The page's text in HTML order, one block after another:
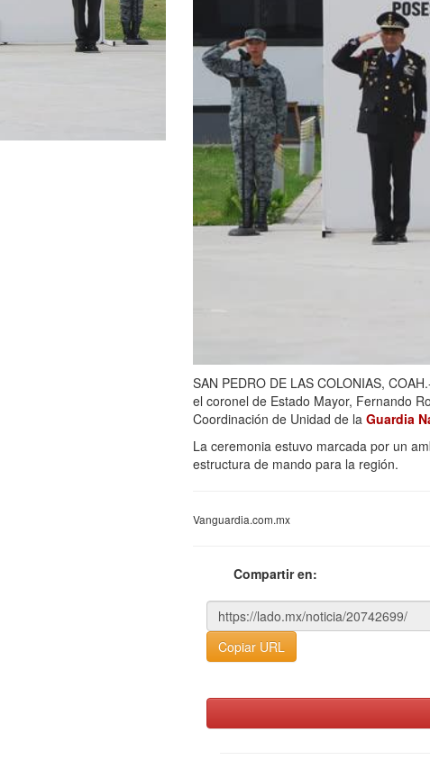
SAN PEDRO DE LAS COLONIAS,
el coronel de Estado Mayor, Fernando
Coordinación de Unidad de la Guardia
La ceremonia estuvo marcada por un
estructura de mando para la región.
Vanguardia.com.mx
Compartir en:
Copiar URL